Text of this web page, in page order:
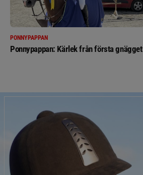
PONNYPAPPAN
Ponnypappan: Kärlek från första gnägget